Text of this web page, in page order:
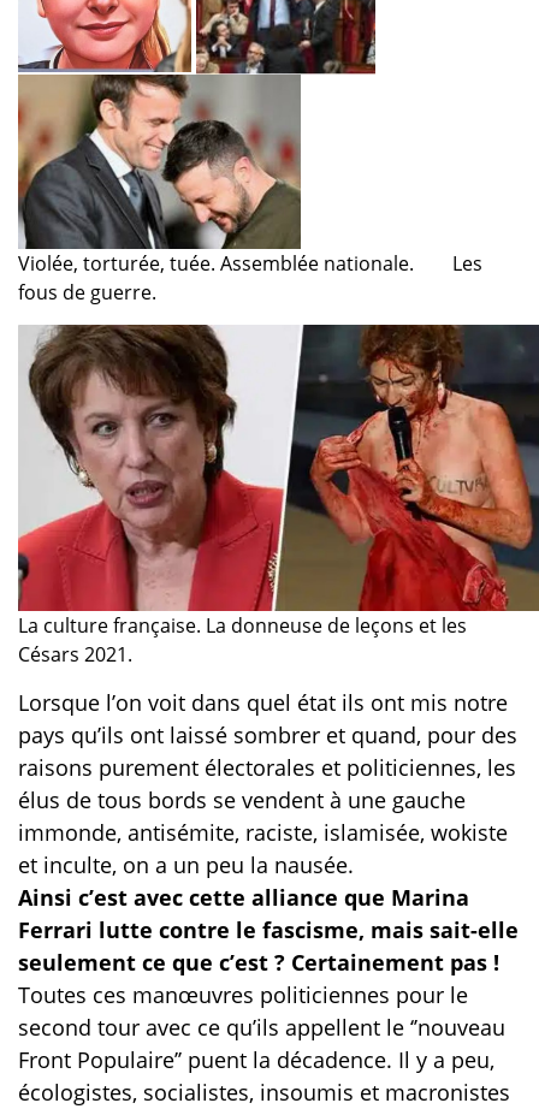
Violée, torturée, tuée. Assemblée nationale.
Les
fous de guerre.
La culture française. La donneuse de leçons et les
Césars 2021.
Lorsque l’on voit dans quel état ils ont mis notre
pays qu’ils ont laissé sombrer et quand, pour des
raisons purement électorales et politiciennes, les
élus de tous bords se vendent à une gauche
immonde, antisémite, raciste, islamisée, wokiste
et inculte, on a un peu la nausée.
Ainsi c’est avec cette alliance que Marina
Ferrari lutte contre le fascisme, mais sait-elle
seulement ce que c’est ? Certainement pas !
Toutes ces manœuvres politiciennes pour le
second tour avec ce qu’ils appellent le ‘’nouveau
Front Populaire’’ puent la décadence. Il y a peu,
écologistes, socialistes, insoumis et macronistes